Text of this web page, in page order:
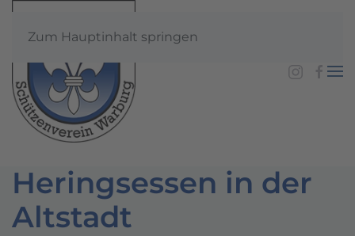
Zum Hauptinhalt springen
Heringsessen in der
Altstadt